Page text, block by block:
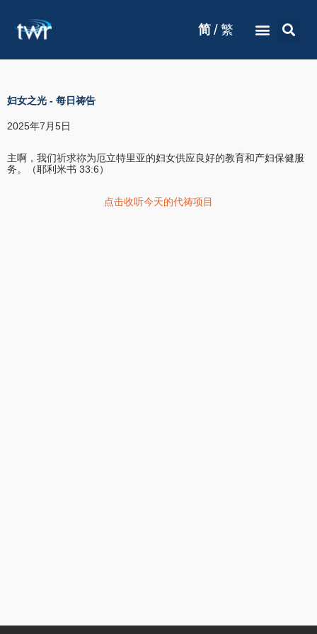
简 / 繁
妇女之光 - 每日祷告
2025年7月5日
主啊，我们祈求祢为厄立特里亚的妇女供应良好的教育和产妇保健服
务。（耶利米书 33:6）
点击收听今天的代祷项目